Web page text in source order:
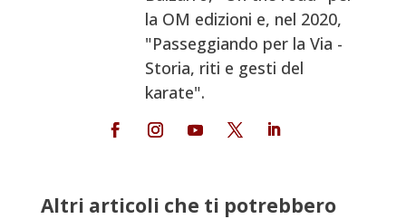
la OM edizioni e, nel 2020,
"Passeggiando per la Via -
Storia, riti e gesti del
karate".
Altri articoli che ti potrebbero